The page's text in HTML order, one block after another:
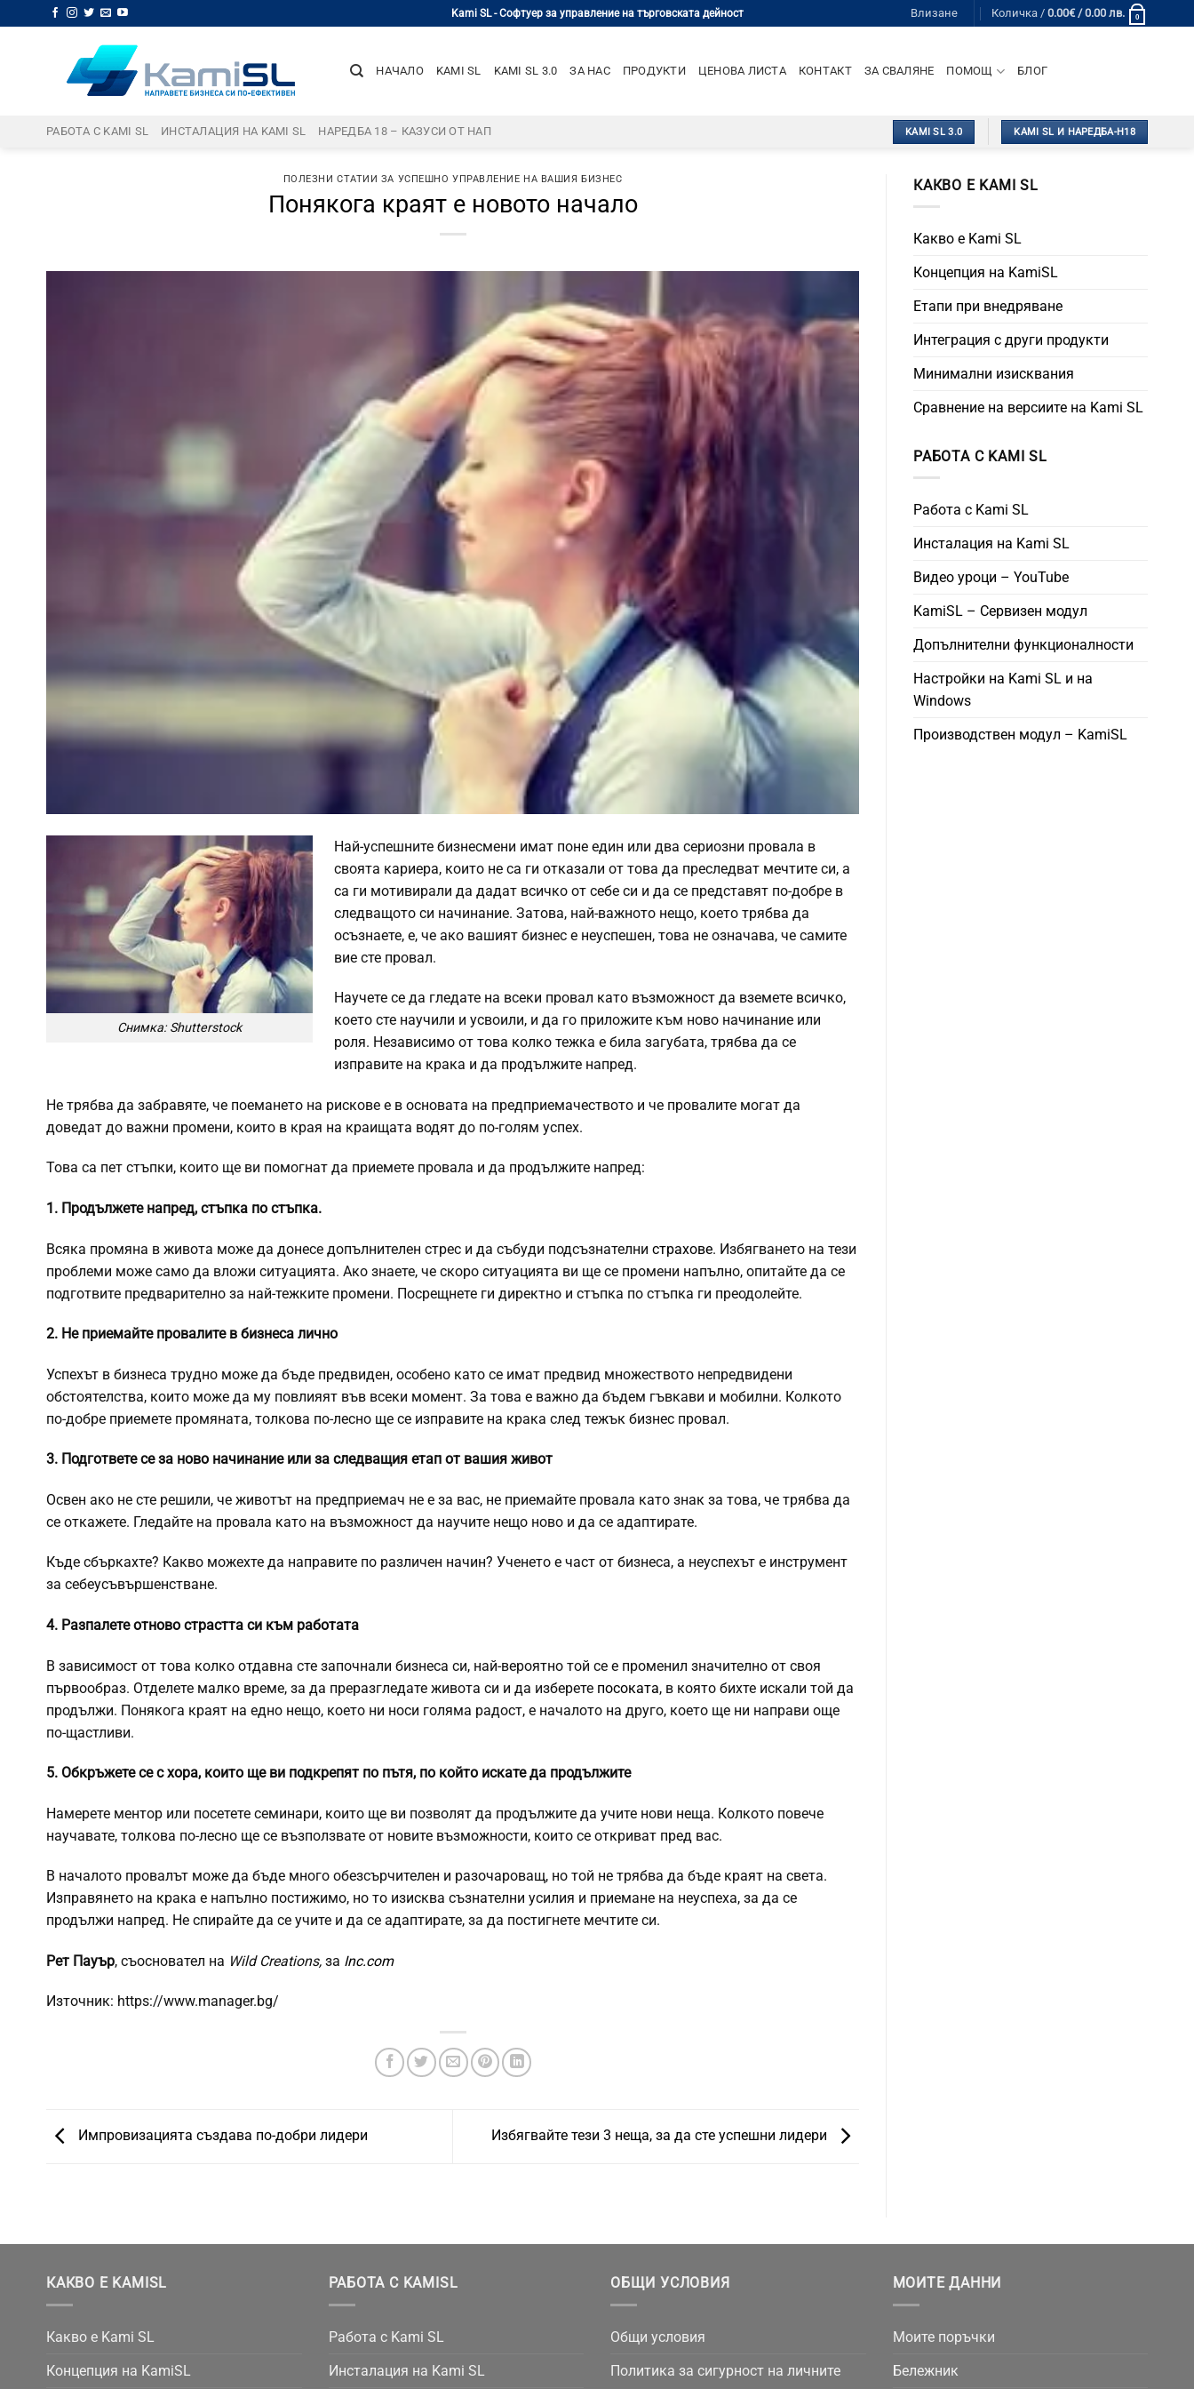
to
Kami SL - Софтуер за управление на търговската дейност Влизане Количка / 0.00€/ 0.00 лв. 0
НАЧАЛО KAMI SL KAMI SL 3.0 ЗА НАС ПРОДУКТИ ЦЕНОВА ЛИСТА КОНТАКТ ЗА СВАЛЯНЕ ПОМОЩ БЛОГ
РАБОТА С KAMI SL ИНСТАЛАЦИЯ НА KAMI SL НАРЕДБА 18 – КАЗУСИ ОТ НАП KAMI SL 3.0 KAMI SL И НАРЕДБА-Н18
ПОЛЕЗНИ СТАТИИ ЗА УСПЕШНО УПРАВЛЕНИЕ НА ВАШИЯ БИЗНЕС
Понякога краят е новото начало
Снимка: Shutterstock
Най-успешните бизнесмени имат поне един или два сериозни провала в
своята кариера, които не са ги отказали от това да преследват мечтите си, а
са ги мотивирали да дадат всичко от себе си и да се представят по-добре в
следващото си начинание. Затова, най-важното нещо, което трябва да
осъзнаете, е, че ако вашият бизнес е неуспешен, това не означава, че самите
вие сте провал.
Научете се да гледате на всеки провал като възможност да вземете всичко,
което сте научили и усвоили, и да го приложите към ново начинание или
роля. Независимо от това колко тежка е била загубата, трябва да се
изправите на крака и да продължите напред.
Не трябва да забравяте, че поемането на рискове е в основата на предприемачеството и че провалите могат да
доведат до важни промени, които в края на краищата водят до по-голям успех.
Това са пет стъпки, които ще ви помогнат да приемете провала и да продължите напред:
1. Продължете напред, стъпка по стъпка.
Всяка промяна в живота може да донесе допълнителен стрес и да събуди подсъзнателни страхове. Избягването на тези
проблеми може само да вложи ситуацията. Ако знаете, че скоро ситуацията ви ще се промени напълно, опитайте да се
подготвите предварително за най-тежките промени. Посрещнете ги директно и стъпка по стъпка ги преодолейте.
2. Не приемайте провалите в бизнеса лично
Успехът в бизнеса трудно може да бъде предвиден, особено като се имат предвид множеството непредвидени
обстоятелства, които може да му повлияят във всеки момент. За това е важно да бъдем гъвкави и мобилни. Колкото
по-добре приемете промяната, толкова по-лесно ще се изправите на крака след тежък бизнес провал.
3. Подгответе се за ново начинание или за следващия етап от вашия живот
Освен ако не сте решили, че животът на предприемач не е за вас, не приемайте провала като знак за това, че трябва да
се откажете. Гледайте на провала като на възможност да научите нещо ново и да се адаптирате.
Къде сбъркахте? Какво можехте да направите по различен начин? Ученето е част от бизнеса, а неуспехът е инструмент
за себеусъвършенстване.
4. Разпалете отново страстта си към работата
В зависимост от това колко отдавна сте започнали бизнеса си, най-вероятно той се е променил значително от своя
първообраз. Отделете малко време, за да преразгледате живота си и да изберете посоката, в която бихте искали той да
продължи. Понякога краят на едно нещо, което ни носи голяма радост, е началото на друго, което ще ни направи още
по-щастливи.
5. Обкръжете се с хора, които ще ви подкрепят по пътя, по който искате да продължите
Намерете ментор или посетете семинари, които ще ви позволят да продължите да учите нови неща. Колкото повече
научавате, толкова по-лесно ще се възползвате от новите възможности, които се откриват пред вас.
В началото провалът може да бъде много обезсърчителен и разочароващ, но той не трябва да бъде краят на света.
Изправянето на крака е напълно постижимо, но то изисква съзнателни усилия и приемане на неуспеха, за да се
продължи напред. Не спирайте да се учите и да се адаптирате, за да постигнете мечтите си.
Рет Пауър, съосновател на Wild Creations, за Inc.com
Източник: https://www.manager.bg/
Импровизацията създава по-добри лидери Избягвайте тези 3 неща, за да сте успешни лидери
КАКВО Е KAMI SL
Какво е Kami SL
Концепция на KamiSL
Етапи при внедряване
Интеграция с други продукти
Минимални изисквания
Сравнение на версиите на Kami SL
РАБОТА С KAMI SL
Работа с Kami SL
Инсталация на Kami SL
Видео уроци – YouTube
KamiSL – Сервизен модул
Допълнителни функционалности
Настройки на Kami SL и на
Windows
Производствен модул – KamiSL
КАКВО Е KAMISL
Какво е Kami SL
Концепция на KamiSL
РАБОТА С KAMISL
Работа с Kami SL
Инсталация на Kami SL
ОБЩИ УСЛОВИЯ
Общи условия
Политика за сигурност на личните
МОИТЕ ДАННИ
Моите поръчки
Бележник